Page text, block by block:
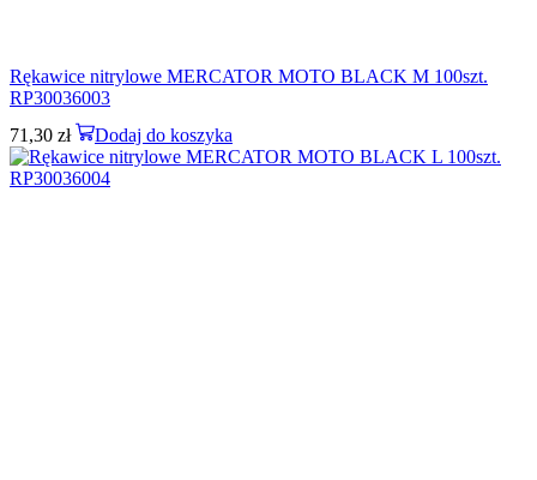
Rękawice nitrylowe MERCATOR MOTO BLACK M 100szt.
RP30036003
71,30 zł Dodaj do koszyka